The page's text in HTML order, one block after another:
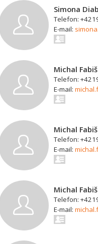
Simona
Telefon:
E-mail:
Michal Fabiš
Telefon:
E-mail:
Michal Fabiš
Telefon:
E-mail:
Michal Fabiš
Telefon:
E-mail: